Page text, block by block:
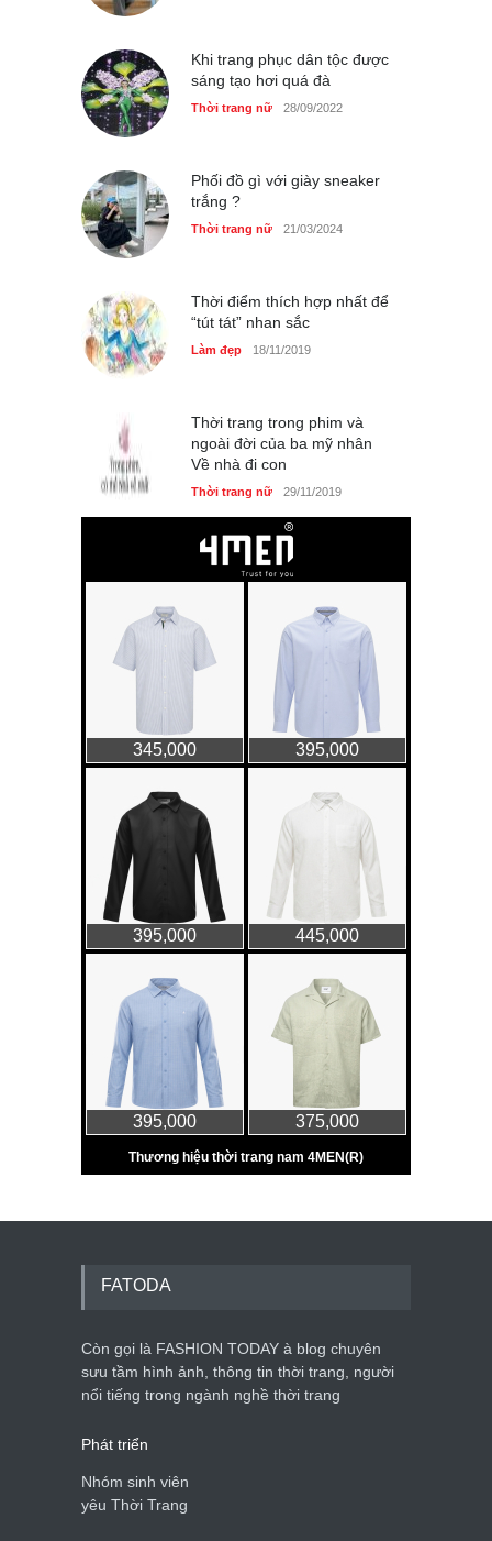
Khi trang phục dân tộc được
sáng tạo hơi quá đà
Thời trang nữ 28/09/2022
Phối đồ gì với giày sneaker
trắng ?
Thời trang nữ 21/03/2024
Thời điểm thích hợp nhất để
“tút tát” nhan sắc
Làm đẹp 18/11/2019
Thời trang trong phim và
ngoài đời của ba mỹ nhân
Về nhà đi con
Thời trang nữ 29/11/2019
FATODA
Còn gọi là FASHION TODAY à blog chuyên
sưu tầm hình ảnh, thông tin thời trang, người
nổi tiếng trong ngành nghề thời trang
Phát triển
Nhóm sinh viên
yêu Thời Trang